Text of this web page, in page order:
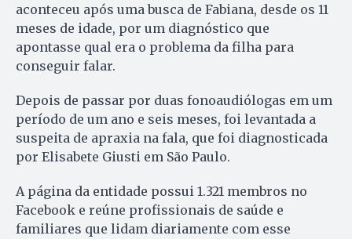
aconteceu após uma busca de Fabiana, desde os 11
meses de idade, por um diagnóstico que
apontasse qual era o problema da filha para
conseguir falar.
Depois de passar por duas fonoaudiólogas em um
período de um ano e seis meses, foi levantada a
suspeita de apraxia na fala, que foi diagnosticada
por Elisabete Giusti em São Paulo.
A página da entidade possui 1.321 membros no
Facebook e reúne profissionais de saúde e
familiares que lidam diariamente com esse